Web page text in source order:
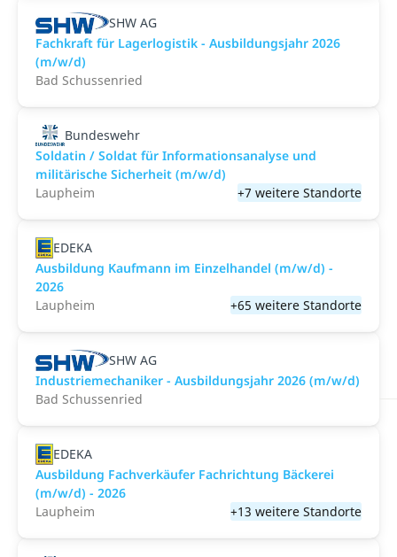
SHW AG
Fachkraft für Lagerlogistik - Ausbildungsjahr 2026
(m/w/d)
Bad Schussenried
Bundeswehr
Soldatin / Soldat für Informationsanalyse und
militärische Sicherheit (m/w/d)
Laupheim
+7 weitere Standorte
EDEKA
Ausbildung Kaufmann im Einzelhandel (m/w/d) -
2026
Laupheim
+65 weitere Standorte
SHW AG
Industriemechaniker - Ausbildungsjahr 2026 (m/w/d)
Bad Schussenried
EDEKA
Ausbildung Fachverkäufer Fachrichtung Bäckerei
(m/w/d) - 2026
Laupheim
+13 weitere Standorte